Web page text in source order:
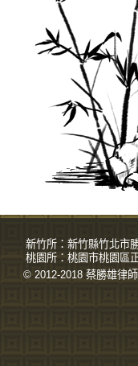
新竹所： 新竹縣竹北市
桃園所： 桃園市桃園區
© 2012-2018 蔡勝雄律師